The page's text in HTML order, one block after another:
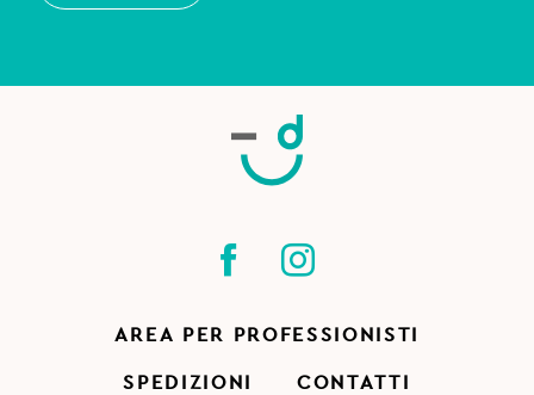
AREA PER PROFESSIONISTI
SPEDIZIONI CONTATTI